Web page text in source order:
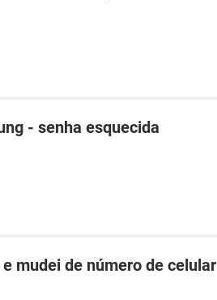
- senha esquecida
mudei de número de celular